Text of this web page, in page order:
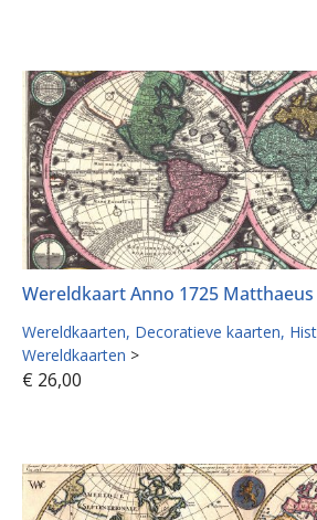
Wereldkaart Anno 1725
Wereldkaarten Decoratieve kaarten
Wereldkaarten >
€ 26,00